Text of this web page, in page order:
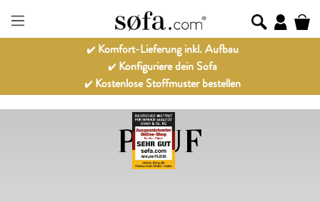
Komfort-Lieferung inkl. Aufbau
Konfiguriere dein Sofa
Kostenlose Stoffmuster bestellen
POUF